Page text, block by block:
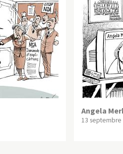
Angela
13 septembre